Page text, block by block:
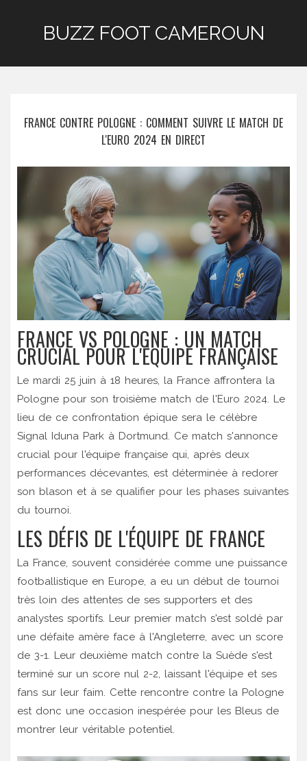
BUZZ FOOT CAMEROUN
FRANCE CONTRE POLOGNE : COMMENT SUIVRE LE MATCH DE
L'EURO 2024 EN DIRECT
FRANCE VS POLOGNE : UN MATCH
CRUCIAL POUR L'ÉQUIPE FRANÇAISE
Le mardi 25 juin à 18 heures, la France affrontera la
Pologne pour son troisième match de l'Euro 2024. Le
lieu de ce confrontation épique sera le célèbre
Signal Iduna Park à Dortmund. Ce match s'annonce
crucial pour l'équipe française qui, après deux
performances décevantes, est déterminée à redorer
son blason et à se qualifier pour les phases suivantes
du tournoi.
LES DÉFIS DE L'ÉQUIPE DE FRANCE
La France, souvent considérée comme une puissance
footballistique en Europe, a eu un début de tournoi
très loin des attentes de ses supporters et des
analystes sportifs. Leur premier match s'est soldé par
une défaite amère face à l'Angleterre, avec un score
de 3-1. Leur deuxième match contre la Suède s'est
terminé sur un score nul 2-2, laissant l'équipe et ses
fans sur leur faim. Cette rencontre contre la Pologne
est donc une occasion inespérée pour les Bleus de
montrer leur véritable potentiel.